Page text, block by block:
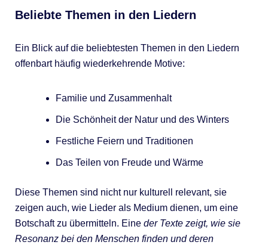
Beliebte Themen in den Liedern
Ein Blick auf die beliebtesten Themen in den Liedern
offenbart häufig wiederkehrende Motive:
Familie und Zusammenhalt
Die Schönheit der Natur und des Winters
Festliche Feiern und Traditionen
Das Teilen von Freude und Wärme
Diese Themen sind nicht nur kulturell relevant, sie
zeigen auch, wie Lieder als Medium dienen, um eine
Botschaft zu übermitteln. Eine der Texte zeigt, wie sie
Resonanz bei den Menschen finden und deren